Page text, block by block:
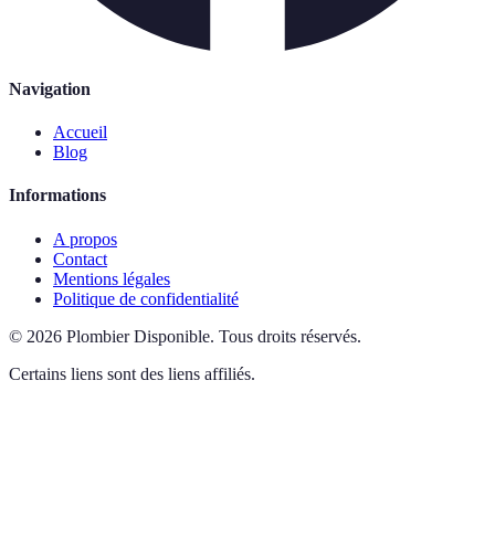
Navigation
Accueil
Blog
Informations
A propos
Contact
Mentions légales
Politique de confidentialité
© 2026 Plombier Disponible. Tous droits réservés.
Certains liens sont des liens affiliés.